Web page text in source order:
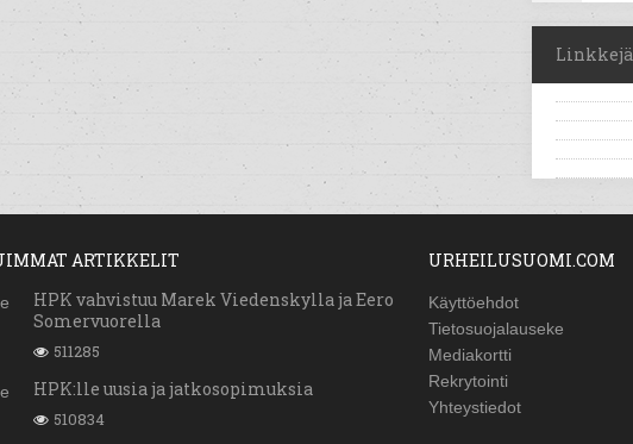
Linkkejä
ARTIKKELIT
HPK vahvistuu Marek Viedenskylla ja Eero
Somervuorella
511285
HPK:lle uusia ja jatkosopimuksia
510834
URHEILUSUOMI.COM
Käyttöehdot
Tietosuojalauseke
Mediakortti
Rekrytointi
Yhteystiedot